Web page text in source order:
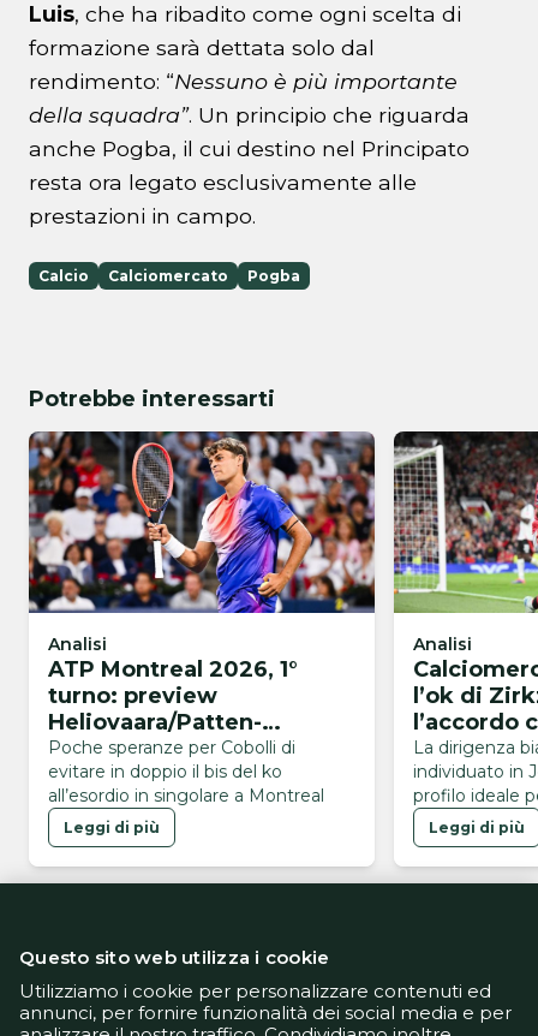
Luis, che ha ribadito come ogni scelta di
formazione sarà dettata solo dal
rendimento: “Nessuno è più importante
della squadra”. Un principio che riguarda
anche Pogba, il cui destino nel Principato
resta ora legato esclusivamente alle
prestazioni in campo.
Calcio Calciomercato Pogba
Potrebbe interessarti
Analisi
ATP Montreal 2026, 1°
turno: preview
Heliovaara/Patten-
Buse/Cobolli
Poche speranze per Cobolli di
evitare in doppio il bis del ko
all’esordio in singolare a Montreal
Leggi di più
Analisi
l’ok di
l’accordo
La dirigenza
individuato in
profilo ideale
Leggi di più
Questo sito web utilizza i cookie
Utilizziamo i cookie per personalizzare contenuti ed
annunci, per fornire funzionalità dei social media e per